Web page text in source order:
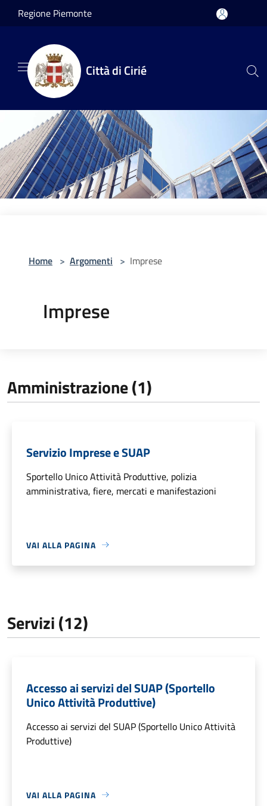
Salta al contenuto principale
Regione Piemonte
Città di Cirié
Home > Argomenti > Imprese
Imprese
Amministrazione (1)
Servizio Imprese e SUAP
Sportello Unico Attività Produttive, polizia
amministrativa, fiere, mercati e manifestazioni
VAI ALLA PAGINA
Servizi (12)
Accesso ai servizi del SUAP (Sportello
Unico Attività Produttive)
Accesso ai servizi del SUAP (Sportello Unico Attività
Produttive)
VAI ALLA PAGINA